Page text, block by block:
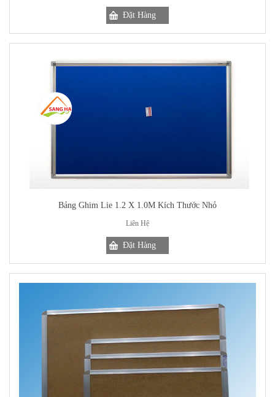
Bảng Ghim Lie 1.2 X 1.0M Kích Thước Nhỏ
Liên Hệ